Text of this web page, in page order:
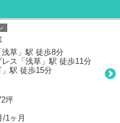
草」駅 徒歩8分
ス「浅草」駅 徒歩11分
駅 徒歩15分
坪
/1ヶ月